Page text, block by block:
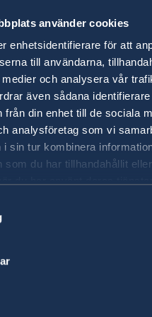
använder cookies
enhetsidentifierare för att
till användarna,
och analysera vår
även sådana
från din enhet till de sociala
analysföretag som vi
i sin tur kombinera
som du har tillhandahållit
hjälp du kan få av UD i
på
appen UD
UD Resklar på Google
UD Resklar på iTunes
Resklar på
på Facebook
i Venezuela